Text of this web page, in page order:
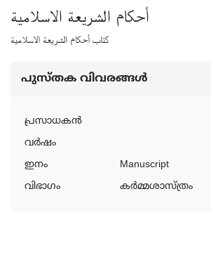
أحكام الشريعة الاسلامية
كتاب أحكام الشريعة الاسلامية
പുസ്‌തക വിവരങ്ങള്‍
പ്രസാധകന്‍
വര്‍ഷം
ഇനം
Manuscript
വിഭാഗം
കർമ്മശാസ്ത്രം